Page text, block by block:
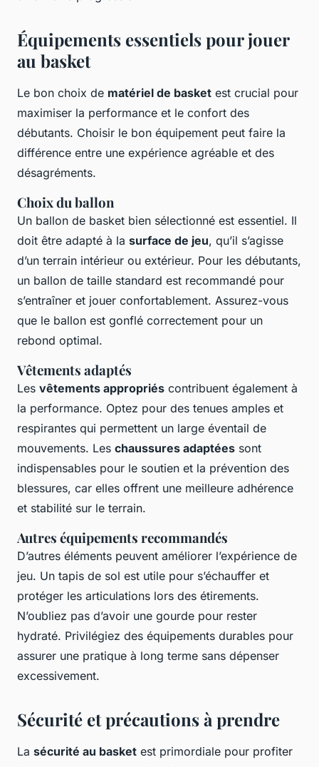
Équipements essentiels pour jouer
au basket
Le bon choix de matériel de basket est crucial pour
maximiser la performance et le confort des
débutants. Choisir le bon équipement peut faire la
différence entre une expérience agréable et des
désagréments.
Choix du ballon
Un ballon de basket bien sélectionné est essentiel. Il
doit être adapté à la surface de jeu, qu’il s’agisse
d’un terrain intérieur ou extérieur. Pour les débutants,
un ballon de taille standard est recommandé pour
s’entraîner et jouer confortablement. Assurez-vous
que le ballon est gonflé correctement pour un
rebond optimal.
Vêtements adaptés
Les vêtements appropriés contribuent également à
la performance. Optez pour des tenues amples et
respirantes qui permettent un large éventail de
mouvements. Les chaussures adaptées sont
indispensables pour le soutien et la prévention des
blessures, car elles offrent une meilleure adhérence
et stabilité sur le terrain.
Autres équipements recommandés
D’autres éléments peuvent améliorer l’expérience de
jeu. Un tapis de sol est utile pour s’échauffer et
protéger les articulations lors des étirements.
N’oubliez pas d’avoir une gourde pour rester
hydraté. Privilégiez des équipements durables pour
assurer une pratique à long terme sans dépenser
excessivement.
Sécurité et précautions à prendre
La sécurité au basket est primordiale pour profiter